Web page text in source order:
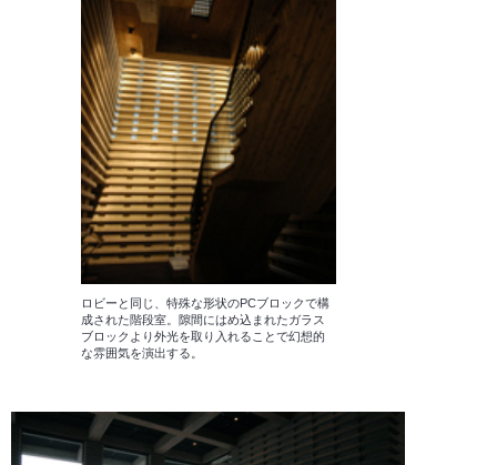
ロビーと同じ、特殊な形状のPCブロックで構
成された階段室。隙間にはめ込まれたガラス
ブロックより外光を取り入れることで幻想的
な雰囲気を演出する。